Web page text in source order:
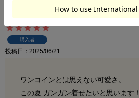
ナシジオフショルダーカットソー
購入者
投稿日 2025/06/21
ワンコインとは思えない可愛さ。
この夏 ガンガン着せたいと思います！